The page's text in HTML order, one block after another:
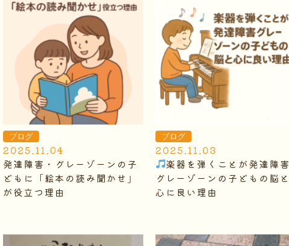
ブログ
2025.11.04
発達障害・グレーゾーンの子
どもに「絵本の読み聞かせ」
が役立つ理由
ブログ
2025.11.03
楽器を弾くことが発達障害
グレーゾーンの子どもの脳と
心に良い理由